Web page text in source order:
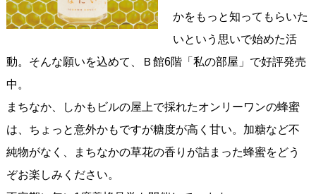
かをもっと知ってもらいた
いという思いで始めた活
動。そんな願いを込めて、Ｂ館6階「私の部屋」で好評発売
中。
まちなか、しかもビルの屋上で採れたオンリーワンの蜂蜜
は、ちょっと意外かもですが糖度が高く甘い。加糖など不
純物がなく、まちなかの草花の香りが詰まった蜂蜜をどう
ぞお楽しみください。